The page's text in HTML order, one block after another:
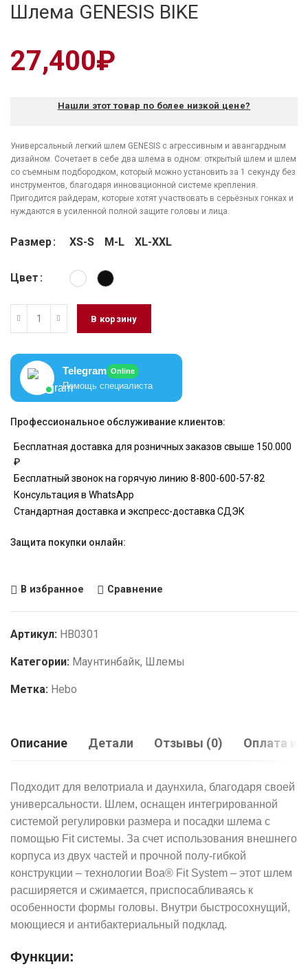
Шлема GENESIS BIKE
27,400₽
Нашли этот товар по более низкой цене?
Универсальный легкий шлем GENESIS с агрессивным и авангардным
дизайном. Сочетает в себе два шлема в одном: открытый шлем и шлем
со съемным подбородком, который можно установить за 1 секунду без
инструментов, благодаря инновационной системе крепления.
Пригодится райдерам, которые хотят участвовать в серьёзных гонках и
нуждаются в усиленной полной защите головы и лица.
Размер XS-S M-L XL-XXL
Цвет
В корзину
Telegram Online
Помощь специалиста
Профессиональное обслуживание клиентов:
Бесплатная доставка для розничных заказов свыше 150.000
₽
Бесплатный звонок на горячую линию 8-800-600-57-82
Консультация в WhatsApp
Стандартная доставка и экспресс-доставка СДЭК
Защита покупки онлайн:
В избранное Сравнение
Артикул: HB0301
Категории: Маунтинбайк, Шлемы
Метка: Hebo
Описание Детали Отзывы (0) Оплата и
Подходит для велотриала и даунхила, благодаря своей
универсальности. Шлем, оснащен интегрированной
системой регулировки размера и посадки шлема с
помощью Fit системы. За счет использования внешнего
корпуса из двух частей и прочной полу-гибкой
конструкции – технологии Boa® Fit System – этот шлем
расширяется и сжимается, приспосабливаясь к
особенности формы головы. Внутри быстросохнущий,
моющиеся и антибактериальный подклад.
Функции: